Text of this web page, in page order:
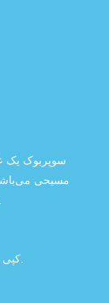
سوپربوک یک
مسیحی می‌باشد.
کلیه‌ی حقوق محفوظ می‌باشد.
کپی رایت‌© [[عدد]] شبکه پخش مسیحی.